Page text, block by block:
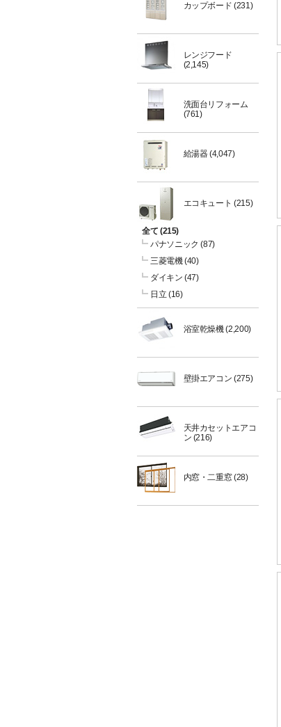
カップボード (231)
レンジフード
(2,145)
洗面台リフォーム
(761)
給湯器(4,047)
エコキュート (215)
全て (215)
パナソニック (87)
三菱電機(40)
ダイキン (47)
日立 (16)
浴室乾燥機(2,200)
壁掛エアコン (275)
天井カセットエアコ
ン (216)
内窓・二重窓(28)